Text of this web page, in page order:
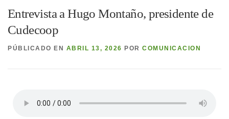
Entrevista a Hugo Montaño, presidente de
Cudecoop
PÚBLICADO EN ABRIL 13, 2026 POR COMUNICACION